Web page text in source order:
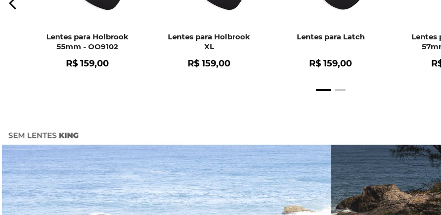
Lentes para Holbrook
55mm - OO9102
R$ 159,00
Lentes para Holbrook
XL
R$ 159,00
Lentes para Latch
R$ 159,00
Lentes